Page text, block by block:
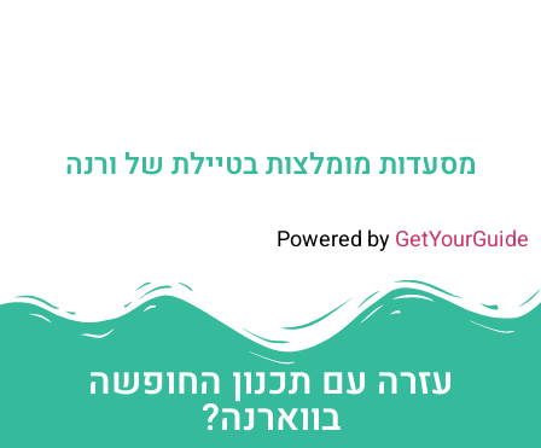
מסעדות מומלצות בטיילת של ורנה
Powered byGetYourGuide
עזרה עם תכנון החופשה
בווארנה?